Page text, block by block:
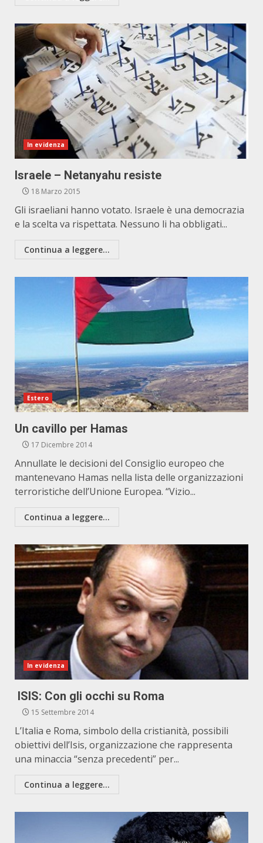
In evidenza
Israele – Netanyahu resiste
18 Marzo 2015
Gli israeliani hanno votato. Israele è una democrazia
e la scelta va rispettata. Nessuno li ha obbligati...
Continua a leggere...
Estero
Un cavillo per Hamas
17 Dicembre 2014
Annullate le decisioni del Consiglio europeo che
mantenevano Hamas nella lista delle organizzazioni
terroristiche dell’Unione Europea. “Vizio...
Continua a leggere...
In evidenza
ISIS: Con gli occhi su Roma
15 Settembre 2014
L’Italia e Roma, simbolo della cristianità, possibili
obiettivi dell’Isis, organizzazione che rappresenta
una minaccia “senza precedenti” per...
Continua a leggere...